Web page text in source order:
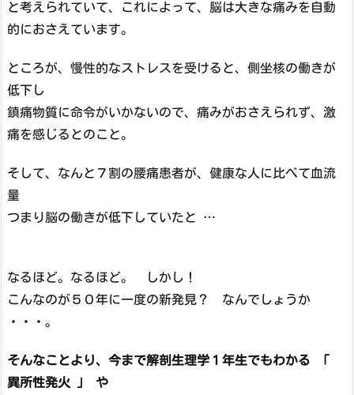
と考えられていて、これによって、脳は大きな痛みを自動
的におさえています。
ところが、慢性的なストレスを受けると、側坐核の働きが
低下し
鎮痛物質に命令がいかないので、痛みがおさえられず、激
痛を感じるとのこと。
そして、なんと７割の腰痛患者が、健康な人に比べて血流
量
つまり脳の働きが低下していたと …
なるほど。なるほど。 しかし！
こんなのが５０年に一度の新発見？ なんでしょうか
・・・。
そんなことより、今まで解剖生理学１年生でもわかる 「
異所性発火 」 や